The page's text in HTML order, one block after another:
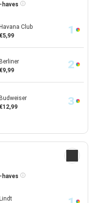
Havana Club
€5,99
Berliner
€9,99
Budweiser
€12,99
Lindt